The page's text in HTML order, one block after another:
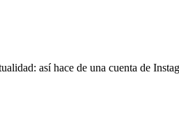
así hace de una cuenta de